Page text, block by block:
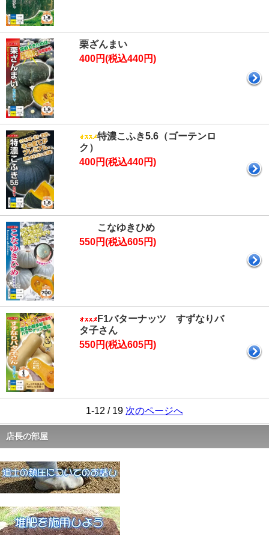
栗ざんまい
400円(税込440円)
特濃こふき5.6（ゴーテンロ
ク）
400円(税込440円)
こなゆきひめ
550円(税込605円)
F1バターナッツ すずなりバ
タ子さん
550円(税込605円)
1-12 / 19 次のページへ
店長の部屋